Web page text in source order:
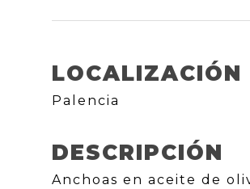
LOCALIZACIÓN
Palencia
DESCRIPCIÓN
Anchoas en aceite de